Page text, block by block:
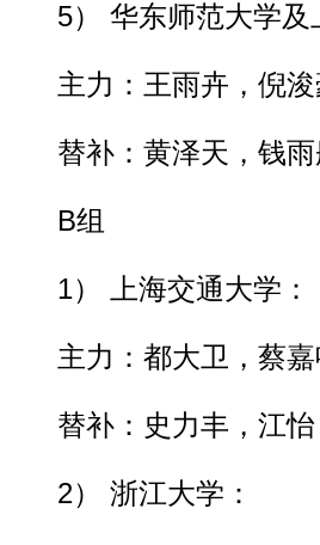
5） 华东师范大学及
主力：王雨卉，倪浚
替补：黄泽天，钱雨
B组
1） 上海交通大学：
主力：都大卫，蔡嘉
替补：史力丰，江怡
2） 浙江大学：